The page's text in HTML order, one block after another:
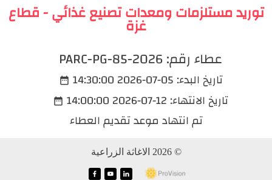
توريد مستلزمات ومعدات تصنيع غذائي - قطاع
غزة
عطاء رقم:PARC-PG-85-2026
تاريخ البدء: 2026-07-05 14:30:00
date_range
تاريخ الانتهاء: 2026-07-12 14:00:00
date_range
تم انتهاد موعد تقديم العطاء
© 2026 الاغاثة الزراعية
i
y
f